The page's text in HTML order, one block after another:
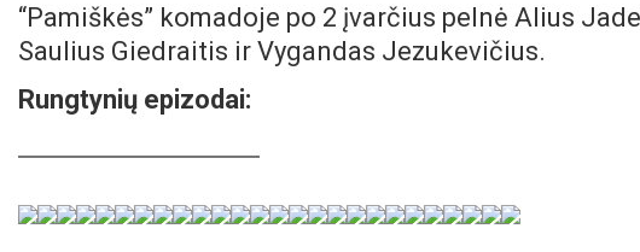
“Pamiškės” komadoje po 2 įvarčius pelnė Alius
Saulius Giedraitis ir Vygandas Jezukevičius.
Rungtynių epizodai: